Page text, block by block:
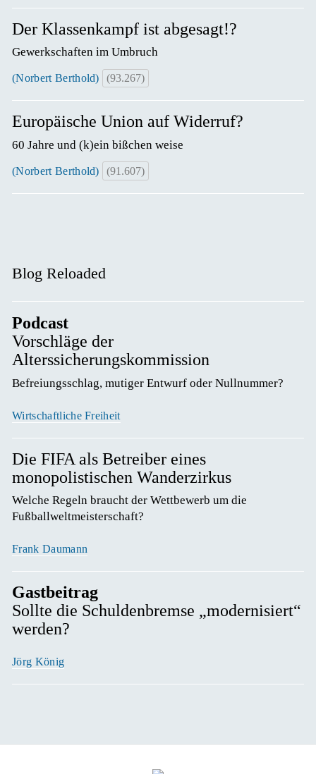
Der Klassenkampf ist abgesagt!?
Gewerkschaften im Umbruch
(Norbert Berthold) (93.267)
Europäische Union auf Widerruf?
60 Jahre und (k)ein bißchen weise
(Norbert Berthold) (91.607)
Blog Reloaded
Podcast
Vorschläge der
Alterssicherungskommission
Befreiungsschlag, mutiger Entwurf oder Nullnummer?
Wirtschaftliche Freiheit
Die FIFA als Betreiber eines
monopolistischen Wanderzirkus
Welche Regeln braucht der Wettbewerb um die
Fußballweltmeisterschaft?
Frank Daumann
Gastbeitrag
Sollte die Schuldenbremse „modernisiert“
werden?
Jörg König